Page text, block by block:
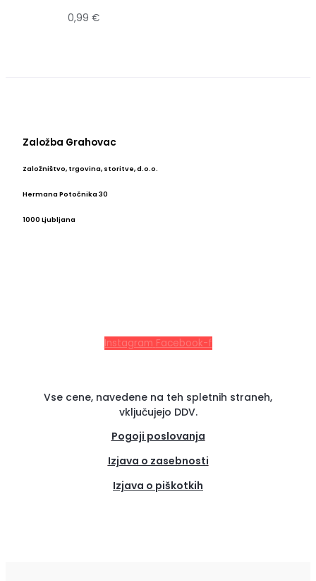
0,99€
Založba Grahovac
Založništvo, trgovina, storitve, d.o.o.
Hermana Potočnika 30
1000 Ljubljana
Instagram Facebook-f
Vse cene, navedene na teh spletnih straneh,
vključujejo DDV.
Pogoji poslovanja
Izjava o zasebnosti
Izjava o piškotkih